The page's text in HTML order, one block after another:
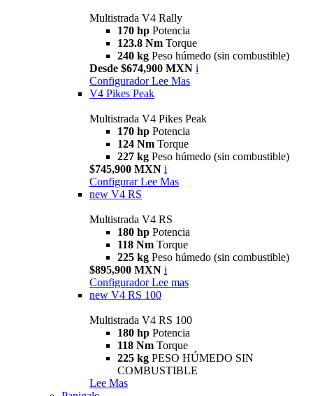
Multistrada V4 Rally
170 hp Potencia
123.8 Nm Torque
240 kg Peso húmedo (sin combustible)
Desde $674,900 MXN i
Configurador Lee Mas
V4 Pikes Peak
Multistrada V4 Pikes Peak
170 hp Potencia
124 Nm Torque
227 kg Peso húmedo (sin combustible)
$745,900 MXN i
Configurar Lee Mas
new V4 RS
Multistrada V4 RS
180 hp Potencia
118 Nm Torque
225 kg Peso húmedo (sin combustible)
$895,900 MXN i
Configurador Lee mas
new V4 RS 100
Multistrada V4 RS 100
180 hp Potencia
118 Nm Torque
225 kg PESO HÚMEDO SIN
COMBUSTIBLE
Lee Mas